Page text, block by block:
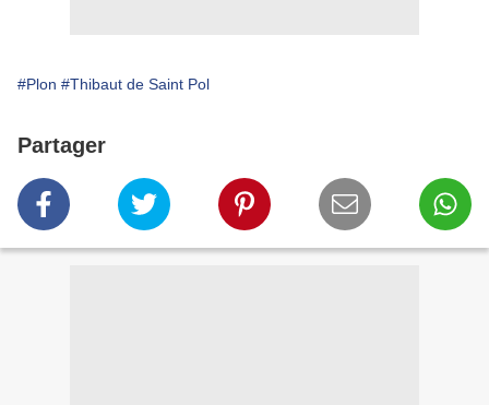
#Plon #Thibaut de Saint Pol
Partager